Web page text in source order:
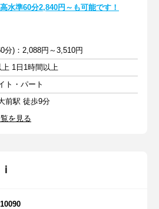
水準60分2,840円～も可能です！
分)：2,088円～3,510円
1日1時間以上
ト・パート
前駅 徒歩9分
を見る